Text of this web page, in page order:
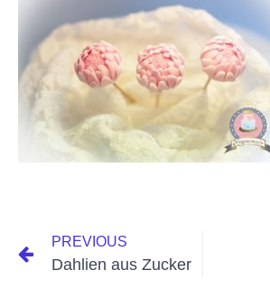
PREVIOUS
Dahlien aus Zucker